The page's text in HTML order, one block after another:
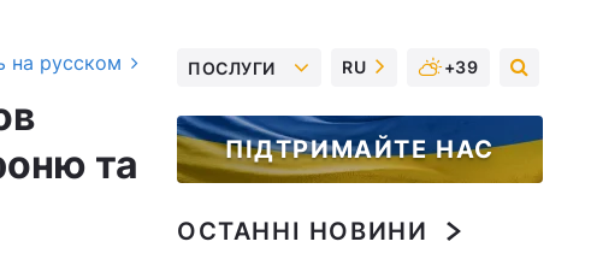
на русском
та
ПОСЛУГИ RU +39
ПІДТРИМАЙТЕ НАС
ОСТАННІ НОВИНИ